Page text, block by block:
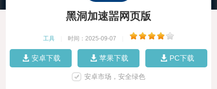
黑洞加速噐网页版
工具 时间：2025-09-07
安卓下载 苹果下载 PC下载
安卓市场，安全绿色